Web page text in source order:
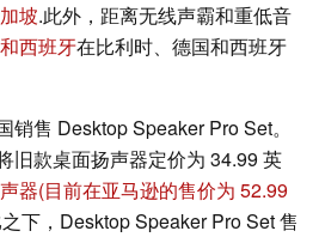
坡.此外，距离无线声霸和重低音
西班牙在比利时、德国和西班牙
售 Desktop Speaker Pro Set。
旧款桌面扬声器定价为 34.99 英
器(目前在亚马逊的售价为 52.99
下，Desktop Speaker Pro Set 售